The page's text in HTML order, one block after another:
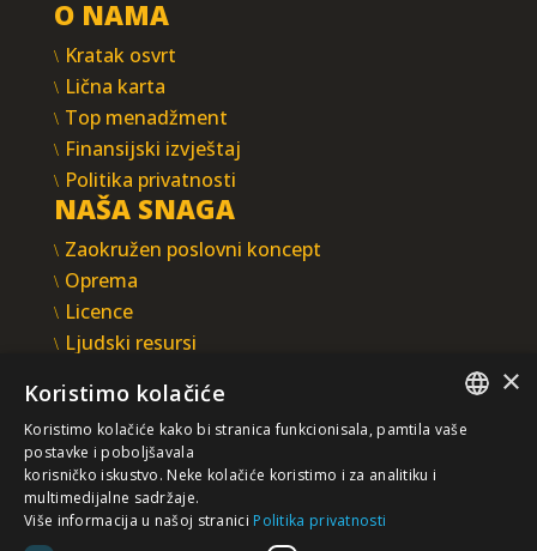
O NAMA
Kratak osvrt
Lična karta
Top menadžment
Finansijski izvještaj
Politika privatnosti
NAŠA SNAGA
Zaokružen poslovni koncept
Oprema
Licence
Ljudski resursi
INTEGRAL INŽENJERING A.D.
Omladinska 44, 78250 Laktaši
+387 (0)51 337 401
+387 (0)51 337 491
iicbl@integragrupa.com
×
Koristimo kolačiće
Koristimo kolačiće kako bi stranica funkcionisala, pamtila vaše
postavke i poboljšavala
korisničko iskustvo. Neke kolačiće koristimo i za analitiku i
multimedijalne sadržaje.
Više informacija u našoj stranici Politika privatnosti